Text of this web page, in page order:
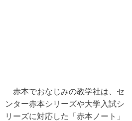
赤本でおなじみの教学社は、セ
ンター赤本シリーズや大学入試シ
リーズに対応した「赤本ノート」